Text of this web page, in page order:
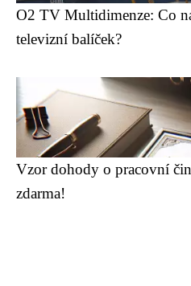
O2 TV Multidimenze: Co
televizní balíček?
Vzor dohody o pracovní
zdarma!